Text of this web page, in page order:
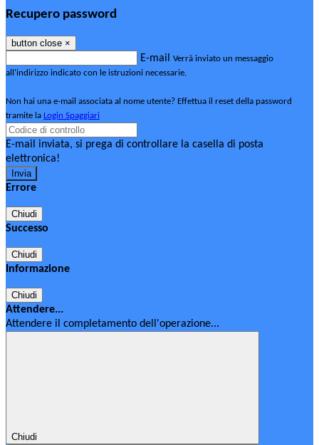
Recupero password
button close ×
E-mail Verrà inviato un messaggio
all'indirizzo indicato con le istruzioni necessarie.
Non hai una e-mail associata al nome utente? Effettua il reset della password
tramite la Login Spaggiari
E-mail inviata, si prega di controllare la casella di posta
elettronica!
Errore
Chiudi
Successo
Chiudi
Informazione
Chiudi
Attendere...
Attendere il completamento dell'operazione...
Chiudi